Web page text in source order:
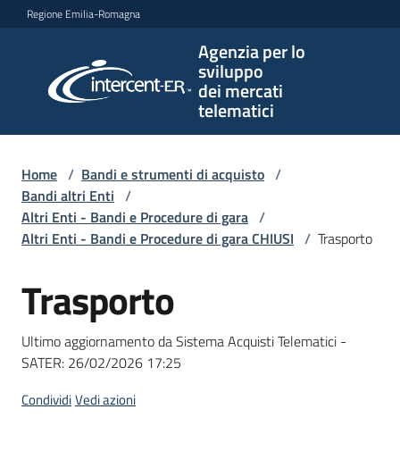
Vai al contenuto
Vai alla navigazione
Vai al footer
Regione Emilia-Romagna
Agenzia per lo
sviluppo
dei mercati
telematici
per lo
sviluppo
telematici
e
strumenti
di
acquisto
Home / Bandi e strumenti di acquisto /
Bandi altri Enti /
Altri Enti - Bandi e Procedure di gara /
Altri Enti - Bandi e Procedure di gara CHIUSI / Trasporto
Salta al contenuto
Trasporto
Ultimo aggiornamento da Sistema Acquisti Telematici -
SATER: 26/02/2026 17:25
CondividiVedi azioni